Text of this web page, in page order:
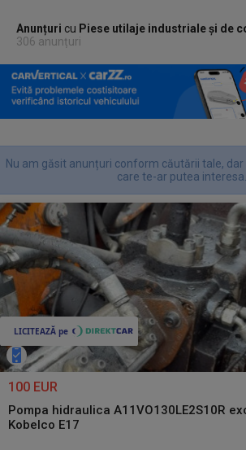
Anunțuri cu Piese utilaje industriale și de
306 anunțuri
Nu am găsit anunțuri conform căutării tale,
care te-ar putea interesa.
100 EUR
Pompa hidraulica A11VO130LE2S10R
Kobelco E17